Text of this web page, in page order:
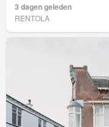
3 dagen geleden
RENTOLA